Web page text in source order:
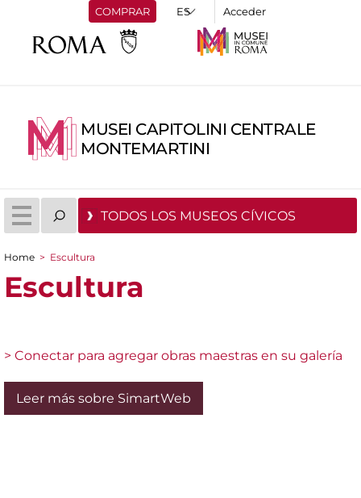
COMPRAR Acceder
MUSEI CAPITOLINI CENTRALE
MONTEMARTINI
TODOS LOS MUSEOS CÍVICOS
You are here
Home > Escultura
Escultura
> Conectar para agregar obras maestras en su galería
Leer más sobre SimartWeb